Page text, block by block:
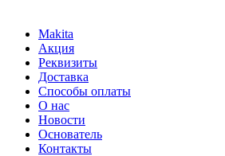
Makita
Акция
Реквизиты
Доставка
Способы оплаты
О нас
Новости
Основатель
Контакты